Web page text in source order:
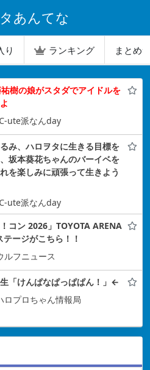
あんてな
り ランキング まとめ
樹の娘がスタダでアイドルを
ute派なんday
るみ、ハロヲタに生きる目標を
坂本葵花ちゃんのバーイベを
を楽しみに頑張って生きよう
ute派なんday
コン 2026」TOYOTA ARENA
ージがこちら！！
ルフニュース
生「けんぱなぱっぱぱん！」←
ロプロちゃん情報局